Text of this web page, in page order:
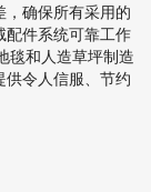
，确保所有采用的
配件系统可靠工作
毯和人造草坪制造
供令人信服、节约